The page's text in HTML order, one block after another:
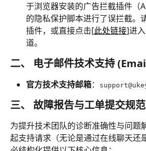
于浏览器安装的广告拦截插件（
的隐私保护脚本进行了误拦截。
插件，或直接点击[此处链接]进
道。
二、 电子邮件技术支持
官方技术支持邮箱：
三、 故障报告与工单提交规范
为提升技术团队的诊断准确性与问题
起支持请求（无论是通过在线聊天还